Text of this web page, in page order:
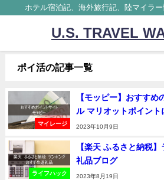
ホテル宿泊記、海外旅行記、陸マイラ
U.S. TRAVEL
ポイ活の記事一覧
マイレージ
【モッピー】おすす
ル マリオットポイント
2023年10月9日
ライフハック
【楽天 ふるさと納税
礼品ブログ
2023年8月19日